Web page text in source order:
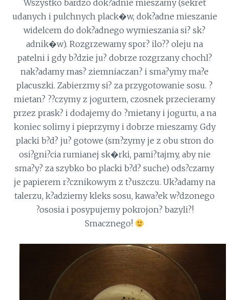
Wszystko bardzo dok?adnie mieszamy (sekret
udanych i pulchnych plack�w, dok?adne mieszanie
widelcem do dok?adnego wymieszania si? sk?
adnik�w). Rozgrzewamy spor? ilo?? oleju na
patelni i gdy b?dzie ju? dobrze rozgrzany chochl?
nak?adamy mas? ziemniaczan? i sma?ymy ma?e
placuszki. Zabierzmy si? za przygotowanie sosu. ?
mietan? ??czymy z jogurtem, czosnek przecieramy
przez prask? i dodajemy do ?mietany i jogurtu, a na
koniec solimy i pieprzymy i dobrze mieszamy. Gdy
placki b?d? ju? gotowe (sm?zymy je z obu stron do
osi?gni?cia rumianej sk�rki, pami?tajmy, aby nie
sma?y? za szybko bo placki b?d? suche) ods?czamy
je papierem r?cznikowym z t?uszczu. Uk?adamy na
talerzu, k?adziemy kleks sosu, kawa?ek w?dzonego
?ososia i posypujemy pokrojon? bazyli?!
Smacznego!